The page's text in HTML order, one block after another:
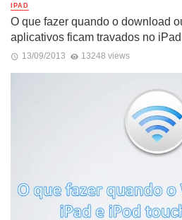
IPAD
O que fazer quando o download
aplicativos ficam travados no
13/09/2013 13248 views